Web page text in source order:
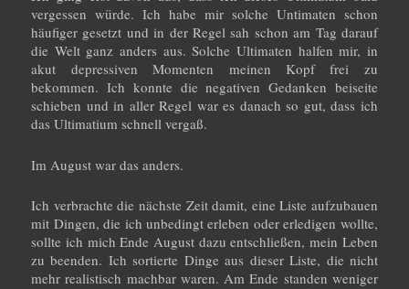
vergessen würde. Ich habe mir solche Untimaten schon
häufiger gesetzt und in der Regel sah schon am Tag darauf
die Welt ganz anders aus. Solche Ultimaten halfen mir, in
akut depressiven Momenten meinen Kopf frei zu
bekommen. Ich konnte die negativen Gedanken beiseite
schieben und in aller Regel war es danach so gut, dass ich
das Ultimatium schnell vergaß.
Im August war das anders.
Ich verbrachte die nächste Zeit damit, eine Liste aufzubauen
mit Dingen, die ich unbedingt erleben oder erledigen wollte,
sollte ich mich Ende August dazu entschließen, mein Leben
zu beenden. Ich sortierte Dinge aus dieser Liste, die nicht
mehr realistisch machbar waren. Am Ende standen weniger